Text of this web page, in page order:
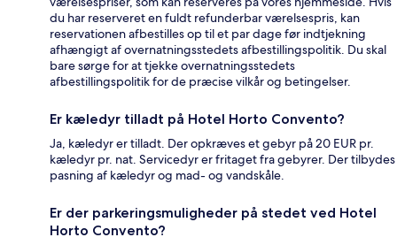
du har reserveret en fuldt refunderbar værelsespris, kan
reservationen afbestilles op til et par dage før indtjekning
afhængigt af overnatningsstedets afbestillingspolitik. Du skal
bare sørge for at tjekke overnatningsstedets
afbestillingspolitik for de præcise vilkår og betingelser.
Er kæledyr tilladt på Hotel Horto Convento?
Ja, kæledyr er tilladt. Der opkræves et gebyr på 20 EUR pr.
kæledyr pr. nat. Servicedyr er fritaget fra gebyrer. Der tilbydes
pasning af kæledyr og mad- og vandskåle.
Er der parkeringsmuligheder på stedet ved Hotel
Horto Convento?